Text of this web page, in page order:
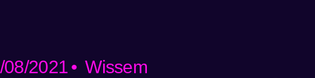
08/2021• Wissem